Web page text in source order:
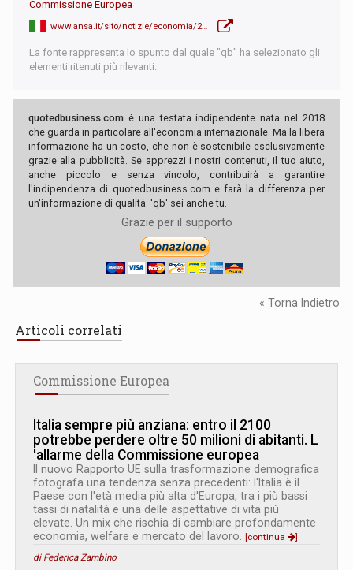
Commissione Europea
www.ansa.it/sito/notizie/economia/2017/10/03/amazon-arriva-stangata-ue-per-evasione_115501de-9646-4ec8-be57-8fb37992ba84.html
La fonte rappresenta lo spunto dal quale "qb" ha selezionato gli
elementi ritenuti più rilevanti.
quotedbusiness.com è una testata indipendente nata nel 2018
che guarda in particolare all'economia internazionale. Ma la libera
informazione ha un costo, che non è sostenibile esclusivamente
grazie alla pubblicità. Se apprezzi i nostri contenuti, il tuo aiuto,
anche piccolo e senza vincolo, contribuirà a garantire
l'indipendenza di quotedbusiness.com e farà la differenza per
un'informazione di qualità. 'qb' sei anche tu.
Grazie per il supporto
« Torna Indietro
Articoli correlati
Commissione Europea
Italia sempre più anziana: entro il 2100
potrebbe perdere oltre 50 milioni di abitanti. L
'allarme della Commissione europea
Il nuovo Rapporto UE sulla trasformazione demografica
fotografa una tendenza senza precedenti: l'Italia è il
Paese con l'età media più alta d'Europa, tra i più bassi
tassi di natalità e una delle aspettative di vita più
elevate. Un mix che rischia di cambiare profondamente
economia, welfare e mercato del lavoro. [continua
]
di Federica Zambino